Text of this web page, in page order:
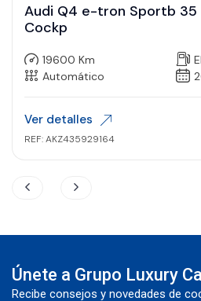
Audi Q4 e-tron Sportb 35
Cockp
19600 Km
Automático
Ver detalles
REF: AKZ435929164
Únete a Grupo Luxury
Recibe consejos y novedades de